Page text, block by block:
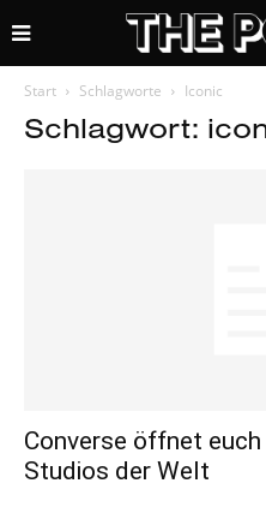
Start Schlagworte Iconic
Schlagwort:
Converse öffnet
Studios der Welt